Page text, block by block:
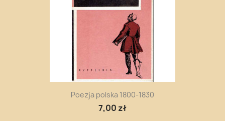
Poezja polska 1800-1830
7,00 zł